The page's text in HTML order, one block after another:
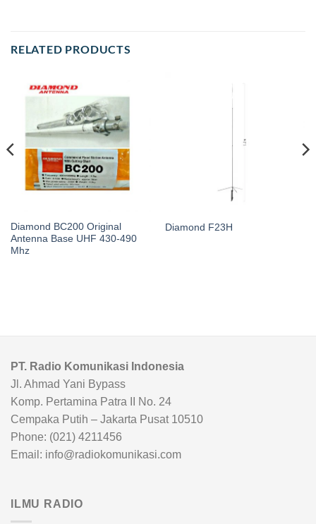
RELATED PRODUCTS
Diamond BC200 Original
Antenna Base UHF 430-490
Mhz
Diamond F23H
PT. Radio Komunikasi Indonesia
Jl. Ahmad Yani Bypass
Komp. Pertamina Patra II No. 24
Cempaka Putih – Jakarta Pusat 10510
Phone: (021) 4211456
Email: info@radiokomunikasi.com
ILMU RADIO